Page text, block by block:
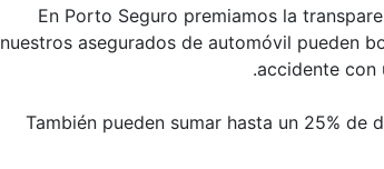
En Porto Seguro premiamos la
nuestros asegurados de automóvil pueden
accidente con
También pueden sumar hasta un 25% de